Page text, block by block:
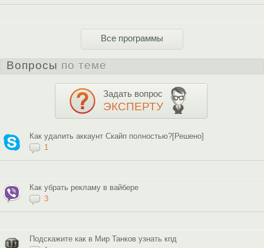
Все программы
Вопросы по теме
Задать вопрос
ЭКСПЕРТУ
Как удалить аккаунт Скайп полностью?[Решено]
1
Как убрать рекламу в вайбере
3
Подскажите как в Мир Танков узнать кпд